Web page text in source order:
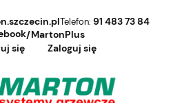
Telefon: 91 483 73 84
/MartonPlus
się
Zaloguj się